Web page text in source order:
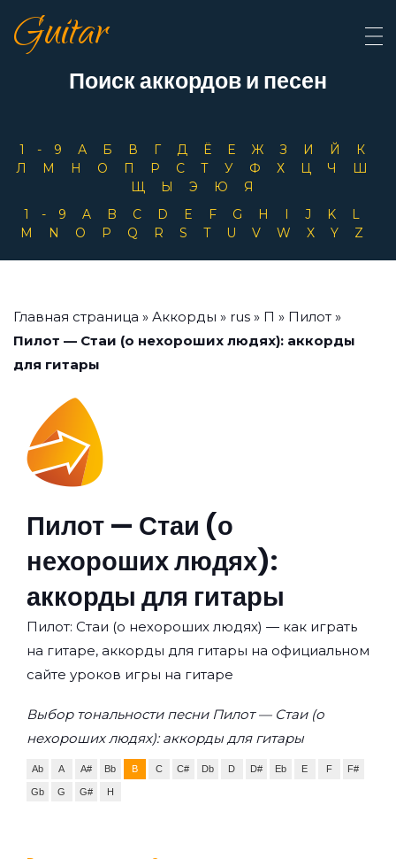
Guitar
Поиск аккордов и песен
1-9 А Б В Г Д Ё Е Ж З И Й
К
Л
М Н О П Р С Т У Ф Х Ц Ч
Ш
Щ
Ы Э Ю
Я
1-9
A B C D E F G H I J K
L
M
N O P Q R S T U V W X Y Z
Главная страница » Аккорды » rus » П » Пилот »
Пилот — Стаи (о нехороших людях): аккорды
для гитары
Пилот — Стаи (о
нехороших людях):
аккорды для гитары
Пилот: Стаи (о нехороших людях) — как играть
на гитаре, аккорды для гитары на официальном
сайте уроков игры на гитаре
Выбор тональности песни Пилот — Стаи (о
нехороших людях): аккорды для гитары
Ab A A# Bb B C C# Db D D# Eb E F F#
Gb G G# H